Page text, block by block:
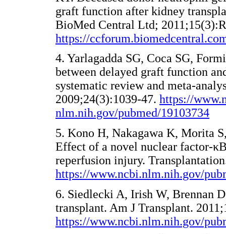
graft function after kidney
BioMed Central Ltd;
https://
4. Yarlagadda SG, Coca SG,
between delayed graft function
systematic review and meta-
2009;24(3):1039-47. https://
nlm.nih.gov/pubmed/19103734
5. Kono H, Nakagawa K, Morita
Effect of a novel nuclear factor-
reperfusion injury.
https://www.ncbi.nlm.nih.gov/
6. Siedlecki A, Irish W, Brennan
transplant. Am J Transplant.
https://www.ncbi.nlm.nih.gov/